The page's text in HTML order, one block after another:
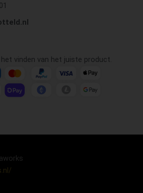
het vinden van het juiste product.